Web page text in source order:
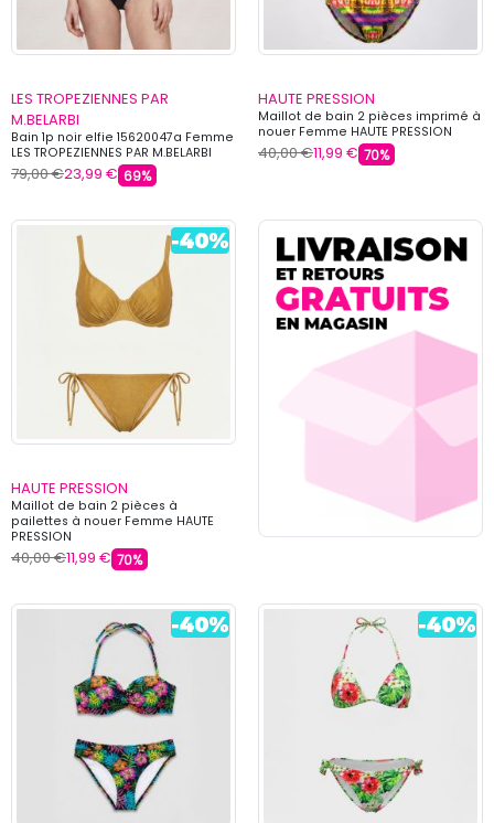
LES TROPEZIENNES PAR
M.BELARBI
Bain 1p noir elfie 15620047a Femme
LES TROPEZIENNES PAR M.BELARBI
79,00 €23,99 € 69%
HAUTE PRESSION
Maillot de bain 2 pièces imprimé à
nouer Femme HAUTE PRESSION
40,00 €11,99 € 70%
HAUTE PRESSION
Maillot de bain 2 pièces à
pailettes à nouer Femme HAUTE
PRESSION
40,00 €11,99 € 70%